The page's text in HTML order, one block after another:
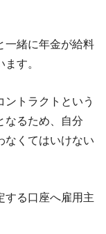
一緒に年金が給料
す。
トラクトという
なるため、自分
なくてはいけない
する口座へ雇用主